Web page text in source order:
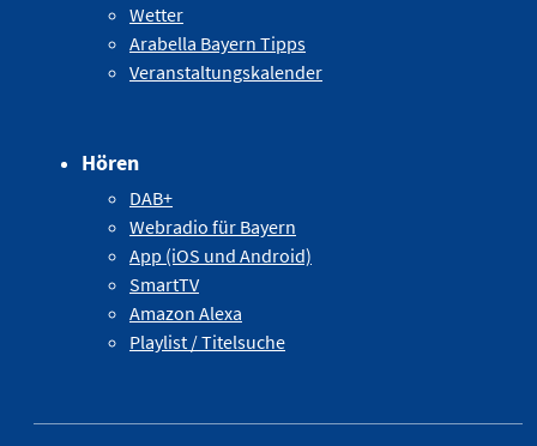
Wetter
Arabella Bayern Tipps
Veranstaltungskalender
Hören
DAB+
Webradio für Bayern
App (iOS und Android)
SmartTV
Amazon Alexa
Playlist / Titelsuche